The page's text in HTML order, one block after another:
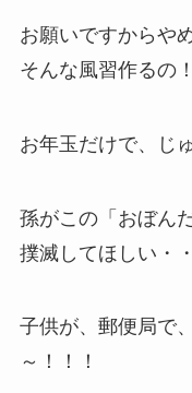
お願いですからや
そんな風習作るの
お年玉だけで、じ
孫がこの「おぼん
撲滅してほしい・
子供が、郵便局で
～！！！